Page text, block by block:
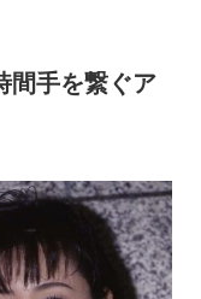
間手を繋ぐア